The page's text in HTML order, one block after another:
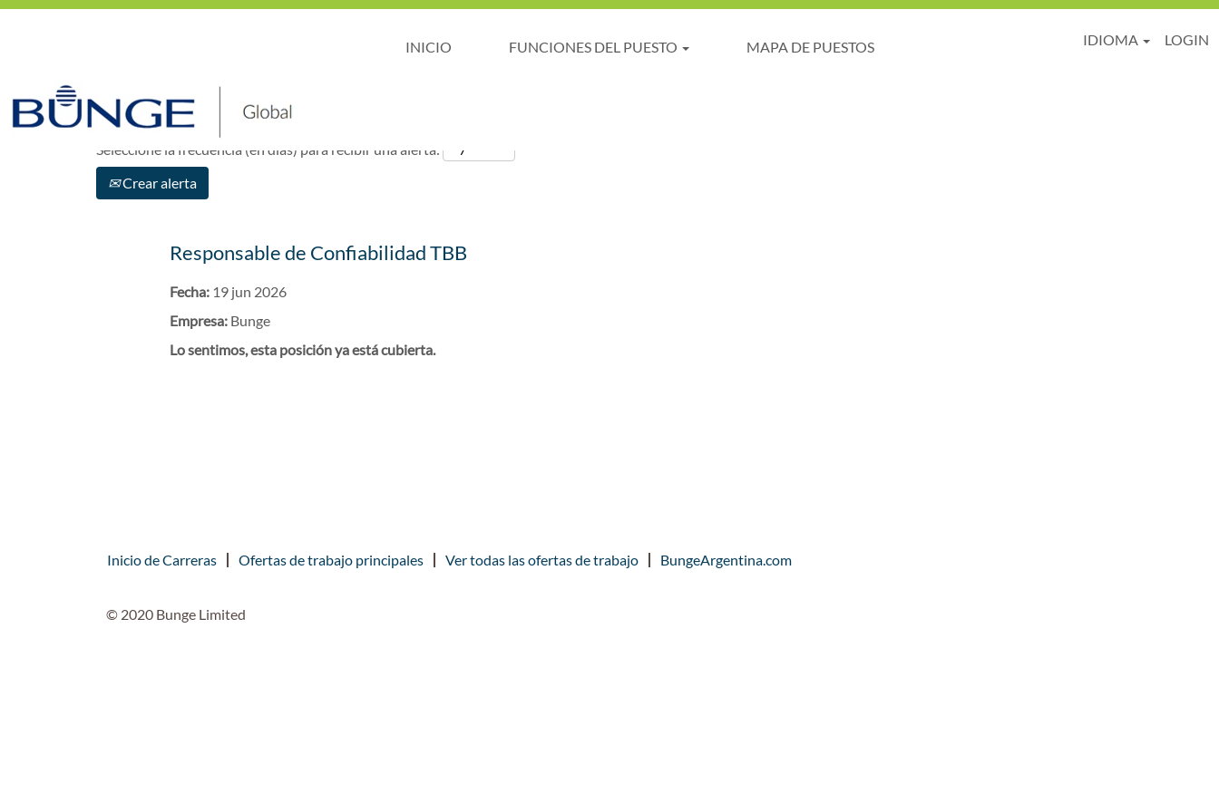
INICIO FUNCIONES DEL PUESTO MAPA DE PUESTOS IDIOMA
LOGIN
Seleccione la frecuencia (en días) para recibir una alerta:
Crear alerta
Responsable de Confiabilidad TBB
Fecha: 19 jun 2026
Empresa: Bunge
Lo sentimos, esta posición ya está cubierta.
Inicio de Carreras Ofertas de trabajo principales Ver todas las ofertas de trabajo BungeArgentina.com
© 2020 Bunge Limited